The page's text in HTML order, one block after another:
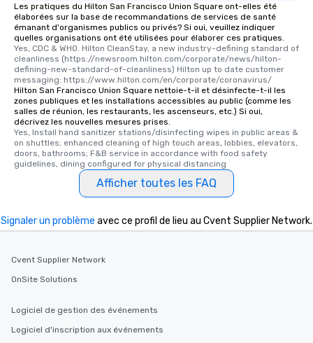
Les pratiques du Hilton San Francisco Union Square ont-elles été
élaborées sur la base de recommandations de services de santé
émanant d'organismes publics ou privés? Si oui, veuillez indiquer
quelles organisations ont été utilisées pour élaborer ces pratiques.
Yes, CDC & WHO. Hilton CleanStay, a new industry-defining standard of
cleanliness (https://newsroom.hilton.com/corporate/news/hilton-
defining-new-standard-of-cleanliness) Hilton up to date customer
messaging: https://www.hilton.com/en/corporate/coronavirus/
Hilton San Francisco Union Square nettoie-t-il et désinfecte-t-il les
zones publiques et les installations accessibles au public (comme les
salles de réunion, les restaurants, les ascenseurs, etc.) Si oui,
décrivez les nouvelles mesures prises.
Yes, Install hand sanitizer stations/disinfecting wipes in public areas &
on shuttles; enhanced cleaning of high touch areas, lobbies, elevators,
doors, bathrooms; F&B service in accordance with food safety
guidelines, dining configured for physical distancing
Afficher toutes les FAQ
Signaler un problème avec ce profil de lieu au Cvent Supplier Network.
Cvent Supplier Network
OnSite Solutions
Logiciel de gestion des événements
Logiciel d'inscription aux événements